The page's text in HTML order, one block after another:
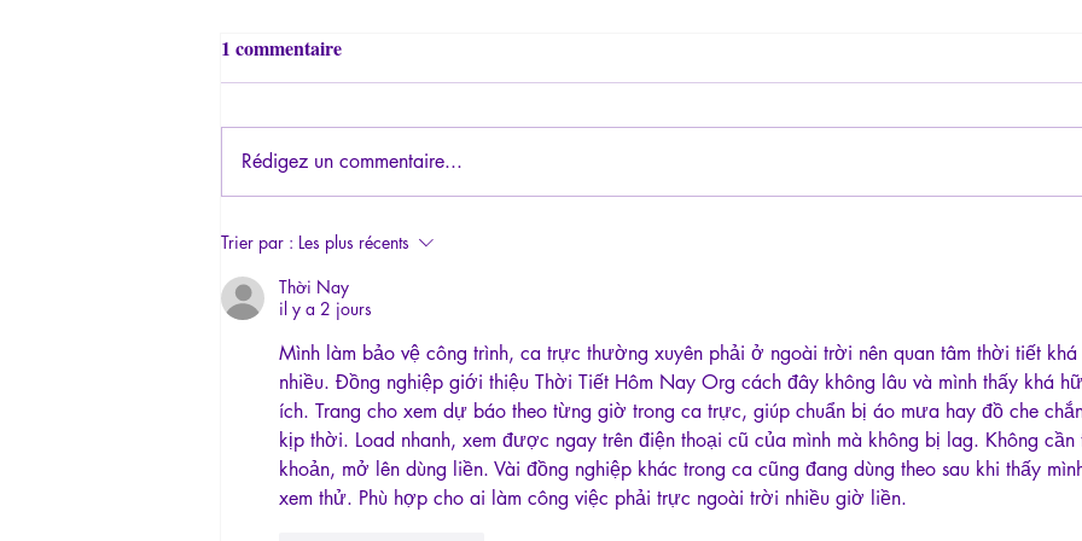
«Il faut imaginer Sisyphe
1 commentaire
Rédigez un commentaire...
Trier par : Les plus récents
Thời Nay
il y a 2 jours
Mình làm bảo vệ công trình, ca trực thường xuyên phải ở ngoài trời nên quan tâm thời tiết khá
nhiều. Đồng nghiệp giới thiệu Thời Tiết Hôm Nay Org cách đây không lâu và mình thấy khá
ích. Trang cho xem dự báo theo từng giờ trong ca trực, giúp chuẩn bị áo mưa hay đồ che
kịp thời. Load nhanh, xem được ngay trên điện thoại cũ của mình mà không bị lag. Không cần
khoản, mở lên dùng liền. Vài đồng nghiệp khác trong ca cũng đang dùng theo sau khi thấy
xem thử. Phù hợp cho ai làm công việc phải trực ngoài trời nhiều giờ liền.